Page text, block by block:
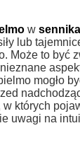
w
lub
Może to być
mogło
w których
uwagi na